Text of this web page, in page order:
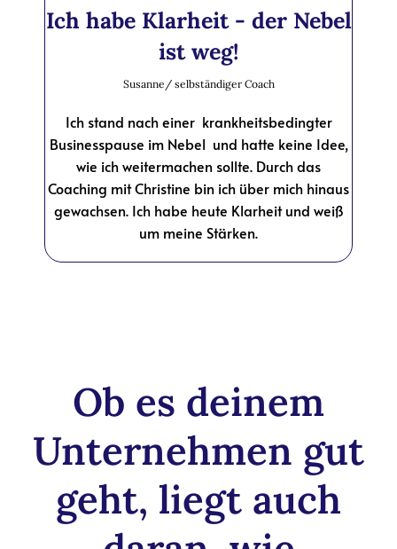
Ich habe Klarheit - der Nebel
ist weg!
Susanne/ selbständiger Coach
Ich stand nach einer krankheitsbedingter
Businesspause im Nebel und hatte keine Idee,
wie ich weitermachen sollte. Durch das
Coaching mit Christine bin ich über mich hinaus
gewachsen. Ich habe heute Klarheit und weiß
um meine Stärken.
Ob es deinem
Unternehmen gut
geht, liegt auch